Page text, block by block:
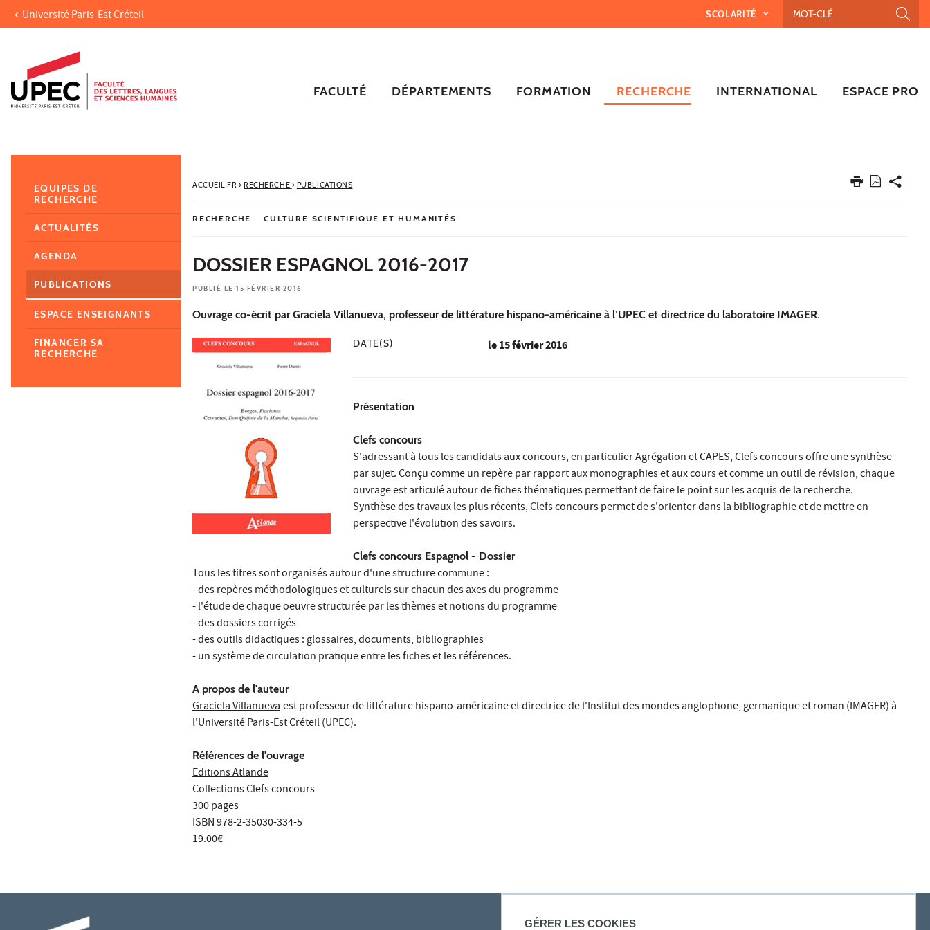
GÉRER LES COOKIES
Aller au contenu
Accès directs
Recherche
Navigation secondaire
Université Paris-Est Créteil SCOLARITÉ
FACULTÉ DÉPARTEMENTS FORMATION RECHERCHE INTERNATIONAL ESPACE PRO
ACCUEIL FR› RECHERCHE › PUBLICATIONS
RECHERCHE CULTURE SCIENTIFIQUE ET HUMANITÉS
DOSSIER ESPAGNOL 2016-2017
PUBLIÉ LE 15 FÉVRIER 2016
Ouvrage co-écrit par Graciela Villanueva, professeur de littérature hispano-américaine à l’UPEC et directrice du laboratoire IMAGER.
DATE(S) le15 février 2016
Présentation
Clefs concours
S'adressant à tous les candidats aux concours, en particulier Agrégation et CAPES, Clefs concours offre une synthèse
par sujet. Conçu comme un repère par rapport aux monographies et aux cours et comme un outil de révision, chaque
ouvrage est articulé autour de fiches thématiques permettant de faire le point sur les acquis de la recherche.
Synthèse des travaux les plus récents, Clefs concours permet de s'orienter dans la bibliographie et de mettre en
perspective l'évolution des savoirs.
Clefs concours Espagnol - Dossier
Tous les titres sont organisés autour d'une structure commune :
- des repères méthodologiques et culturels sur chacun des axes du programme
- l'étude de chaque oeuvre structurée par les thèmes et notions du programme
- des dossiers corrigés
- des outils didactiques : glossaires, documents, bibliographies
- un système de circulation pratique entre les fiches et les références.
A propos de l'auteur
Graciela Villanuevaest professeur de littérature hispano-américaine et directrice de l'Institut des mondes anglophone, germanique et roman (IMAGER) à
l'Université Paris-Est Créteil (UPEC).
Références de l'ouvrage
Editions Atlande
Collections Clefs concours
300 pages
ISBN 978-2-35030-334-5
19.00€
EQUIPES DE
RECHERCHE
ACTUALITÉS
AGENDA
PUBLICATIONS
ESPACE ENSEIGNANTS
FINANCER SA
RECHERCHE